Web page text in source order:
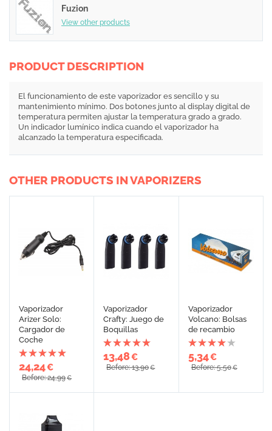
Fuzion
View other products
PRODUCT DESCRIPTION
El funcionamiento de este vaporizador es sencillo y su
mantenimiento mínimo. Dos botones junto al display digital de
temperatura permiten ajustar la temperatura grado a grado.
Un indicador lumínico indica cuando el vaporizador ha
alcanzado la temperatura especificada.
OTHER PRODUCTS IN VAPORIZERS
Vaporizador
Arizer Solo:
Cargador de
Coche
24,24€
Before: 24,99€
Vaporizador
Crafty: Juego de
Boquillas
13,48€
Before: 13,90€
Vaporizador
Volcano: Bolsas
de recambio
5,34€
Before: 5,50€